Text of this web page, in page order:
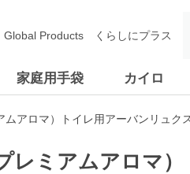
家庭用手袋 カイロ
Global Products くらしにプラス
アロマ）トイレ用アーバンリュク
レミアムアロマ